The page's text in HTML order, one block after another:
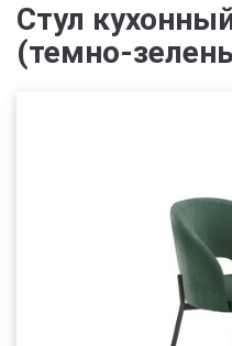
Стул
(темно-